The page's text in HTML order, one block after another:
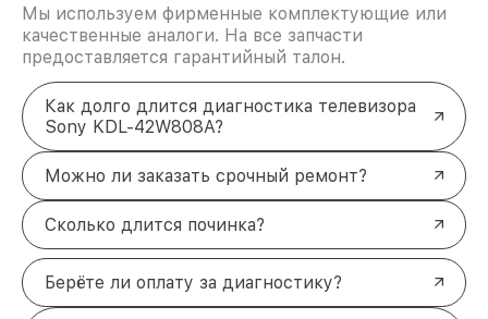
Мы используем фирменные комплектующие или
качественные аналоги. На все запчасти
предоставляется гарантийный талон.
Как долго длится диагностика телевизора
Sony KDL-42W808A?
Можно ли заказать срочный ремонт?
Сколько длится починка?
Берёте ли оплату за диагностику?